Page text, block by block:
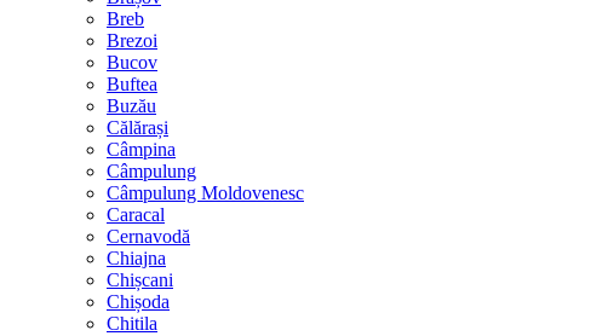
Breb
Brezoi
Bucov
Buftea
Buzău
Călărași
Câmpina
Câmpulung
Câmpulung Moldovenesc
Caracal
Cernavodă
Chiajna
Chișcani
Chișoda
Chitila